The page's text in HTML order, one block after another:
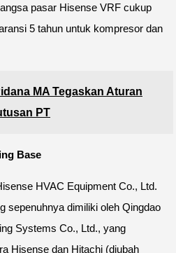
pasar Hisense VRF cukup
5 tahun untuk kompresor dan
MA Tegaskan Aturan
PT
Base
HVAC Equipment Co., Ltd.
sepenuhnya dimiliki oleh Qingdao
Systems Co., Ltd., yang
Hisense dan Hitachi (diubah